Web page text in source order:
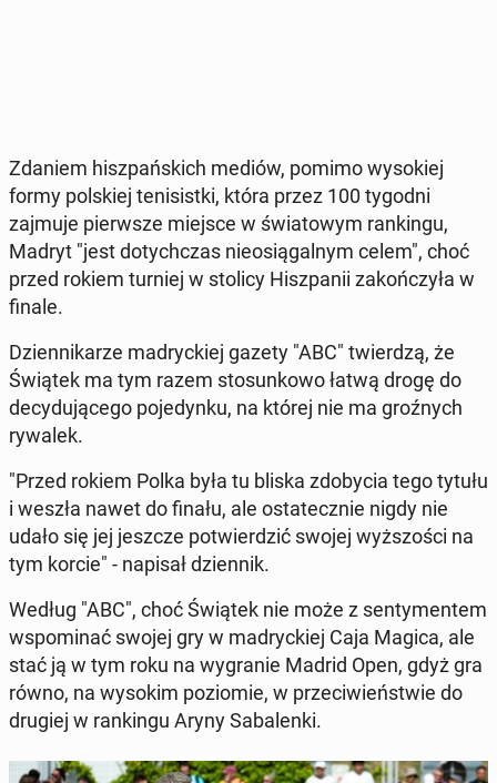
Zdaniem hisz­pań­skich mediów, pomimo wy­so­kiej
formy pol­skiej te­ni­sist­ki, która przez 100 tygodni
zajmuje pierw­sze miejsce w świa­to­wym ran­kin­gu,
Madryt "jest do­tych­czas nie­osią­gal­nym celem", choć
przed rokiem turniej w stolicy Hisz­pa­nii za­koń­czy­ła w
finale.
Dzien­ni­ka­rze ma­dryc­kiej gazety "ABC" twier­dzą, że
Świątek ma tym razem sto­sun­ko­wo łatwą drogę do
de­cy­du­ją­ce­go po­je­dyn­ku, na której nie ma groź­nych
rywalek.
"Przed rokiem Polka była tu bliska zdo­by­cia tego tytułu
i weszła nawet do finału, ale osta­tecz­nie nigdy nie
udało się jej jeszcze po­twier­dzić swojej wyż­szo­ści na
tym korcie" - napisał dzien­nik.
Według "ABC", choć Świątek nie może z sen­ty­men­tem
wspo­mi­nać swojej gry w ma­dryc­kiej Caja Magica, ale
stać ją w tym roku na wy­gra­nie Madrid Open, gdyż gra
równo, na wysokim po­zio­mie, w prze­ci­wień­stwie do
drugiej w ran­kin­gu Aryny Sa­ba­len­ki.